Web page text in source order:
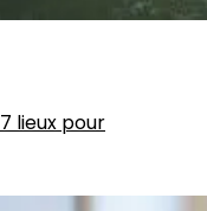
7 lieux pour